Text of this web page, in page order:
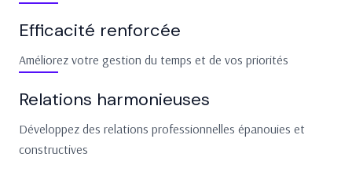
Efficacité renforcée
Améliorez votre gestion du temps et de vos priorités
Relations harmonieuses
Développez des relations professionnelles épanouies et
constructives